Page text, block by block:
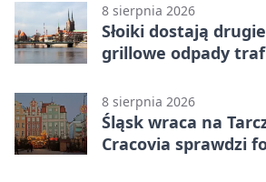
8 sierpnia 2026
Słoiki dostają
grillowe odpady
8 sierpnia 2026
Śląsk wraca na
Cracovia sprawdzi